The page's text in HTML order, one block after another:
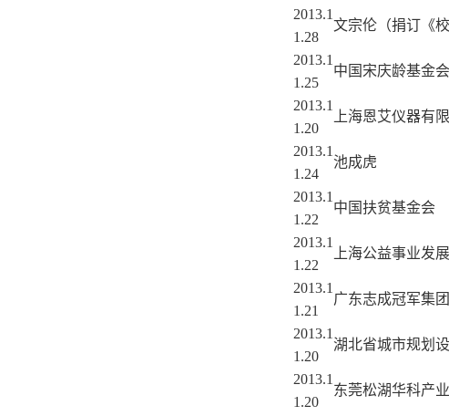
2013.1
1.28
文宗伦（捐订《校
2013.1
1.25
中国宋庆龄基金会
2013.1
1.20
上海恩艾仪器有
2013.1
1.24
池成虎
2013.1
1.22
中国扶贫基金会
2013.1
1.22
上海公益事业发
2013.1
1.21
广东志成冠军集
2013.1
1.20
湖北省城市规划
2013.1
1.20
东莞松湖华科产